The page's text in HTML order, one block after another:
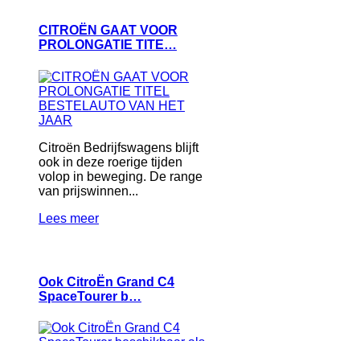
CITROËN GAAT VOOR
PROLONGATIE TITE…
Citroën Bedrijfswagens blijft
ook in deze roerige tijden
volop in beweging. De range
van prijswinnen...
Lees meer
Ook CitroËn Grand C4
SpaceTourer b…